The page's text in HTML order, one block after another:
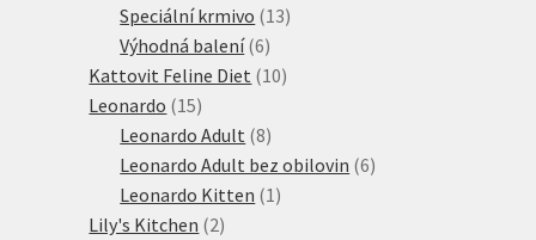
produktů
Speciální krmivo 1313
Výhodná balení 66
produktů
Kattovit Feline Diet 1010
Leonardo 1515
produktů
Leonardo Adult 88
produktů
Leonardo Adult bez obilovin 66
Leonardo Kitten 11
Lily's Kitchen 22